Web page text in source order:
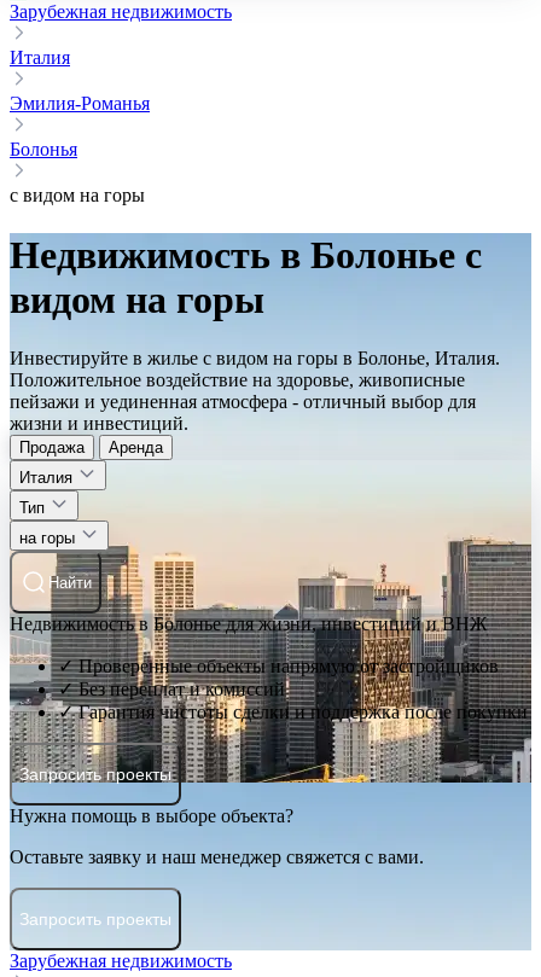
Зарубежная недвижимость
Италия
Эмилия-Романья
Болонья
с видом на горы
Недвижимость в Болонье с
видом на горы
Инвестируйте в жилье с видом на горы в Болонье, Италия.
Положительное воздействие на здоровье, живописные
пейзажи и уединенная атмосфера - отличный выбор для
жизни и инвестиций.
Продажа
Аренда
Италия
Тип
на горы
Найти
Недвижимость в Болонье для жизни, инвестиций и ВНЖ
✓ Проверенные объекты напрямую от застройщиков
✓ Без переплат и комиссий
✓ Гарантия чистоты сделки и поддержка после покупки
Запросить проекты
Нужна помощь в выборе объекта?
Оставьте заявку и наш менеджер свяжется с вами.
Запросить проекты
Зарубежная недвижимость